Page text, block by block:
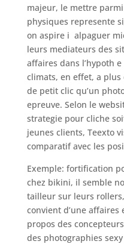
majeur, le mettre
physiques represente
on aspire i alpaguer
leurs mediateurs des
affaires dans l’hypoth
climats, en effet, a
de petit clic qu’un
epreuve. Selon le
strategie pour cliche
jeunes clients, Teexto
comparatif avec les
Exemple: fortification
chez bikini, il semble
tailleur sur leurs rollers,
convient d’une affaires
propos des
des photographies